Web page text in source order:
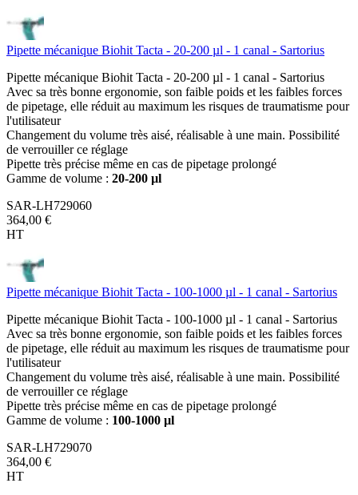
Pipette mécanique Biohit Tacta - 20-200 µl - 1 canal - Sartorius
Pipette mécanique Biohit Tacta - 20-200 µl - 1 canal - Sartorius
Avec sa très bonne ergonomie, son faible poids et les faibles forces
de pipetage, elle réduit au maximum les risques de traumatisme pour
l'utilisateur
Changement du volume très aisé, réalisable à une main. Possibilité
de verrouiller ce réglage
Pipette très précise même en cas de pipetage prolongé
Gamme de volume : 20-200 µl
SAR-LH729060
364,00 €
HT
Pipette mécanique Biohit Tacta - 100-1000 µl - 1 canal - Sartorius
Pipette mécanique Biohit Tacta - 100-1000 µl - 1 canal - Sartorius
Avec sa très bonne ergonomie, son faible poids et les faibles forces
de pipetage, elle réduit au maximum les risques de traumatisme pour
l'utilisateur
Changement du volume très aisé, réalisable à une main. Possibilité
de verrouiller ce réglage
Pipette très précise même en cas de pipetage prolongé
Gamme de volume : 100-1000 µl
SAR-LH729070
364,00 €
HT